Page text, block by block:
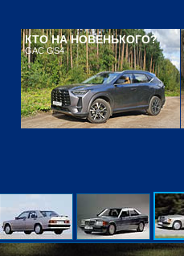
КТО НА НОВЕНЬКОГО?
GAC GS4